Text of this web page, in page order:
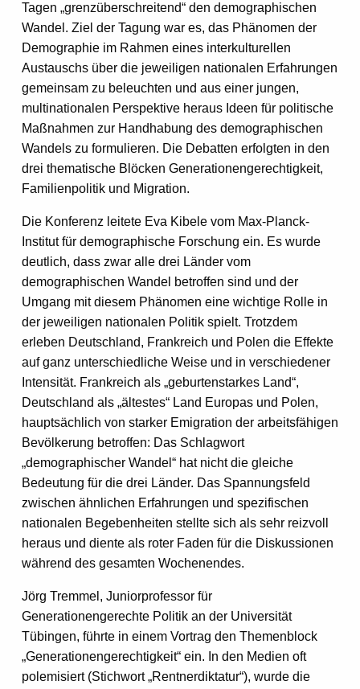
Tagen „grenzüberschreitend“ den demographischen
Wandel. Ziel der Tagung war es, das Phänomen der
Demographie im Rahmen eines interkulturellen
Austauschs über die jeweiligen nationalen Erfahrungen
gemeinsam zu beleuchten und aus einer jungen,
multinationalen Perspektive heraus Ideen für politische
Maßnahmen zur Handhabung des demographischen
Wandels zu formulieren. Die Debatten erfolgten in den
drei thematische Blöcken Generationengerechtigkeit,
Familienpolitik und Migration.
Die Konferenz leitete Eva Kibele vom Max-Planck-
Institut für demographische Forschung ein. Es wurde
deutlich, dass zwar alle drei Länder vom
demographischen Wandel betroffen sind und der
Umgang mit diesem Phänomen eine wichtige Rolle in
der jeweiligen nationalen Politik spielt. Trotzdem
erleben Deutschland, Frankreich und Polen die Effekte
auf ganz unterschiedliche Weise und in verschiedener
Intensität. Frankreich als „geburtenstarkes Land“,
Deutschland als „ältestes“ Land Europas und Polen,
hauptsächlich von starker Emigration der arbeitsfähigen
Bevölkerung betroffen: Das Schlagwort
„demographischer Wandel“ hat nicht die gleiche
Bedeutung für die drei Länder. Das Spannungsfeld
zwischen ähnlichen Erfahrungen und spezifischen
nationalen Begebenheiten stellte sich als sehr reizvoll
heraus und diente als roter Faden für die Diskussionen
während des gesamten Wochenendes.
Jörg Tremmel, Juniorprofessor für
Generationengerechte Politik an der Universität
Tübingen, führte in einem Vortrag den Themenblock
„Generationengerechtigkeit“ ein. In den Medien oft
polemisiert (Stichwort „Rentnerdiktatur“), wurde die